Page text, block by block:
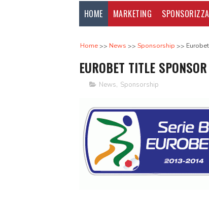
HOME MARKETING
Home News Sponsorship
EUROBET TITLE
News, Sponsorship